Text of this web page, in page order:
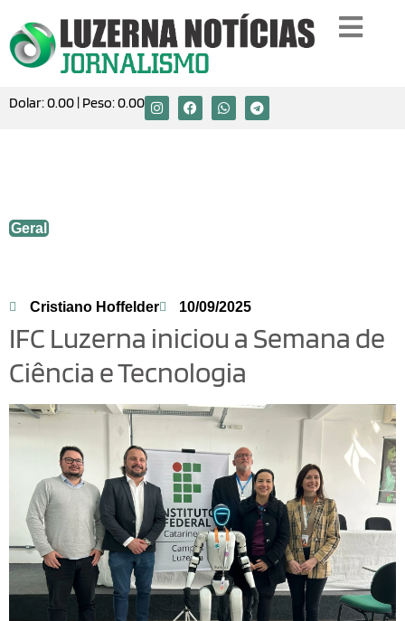
Dolar:0.00 | Peso:0.00
Geral
Cristiano Hoffelder 10/09/2025
IFC Luzerna iniciou a Semana de
Ciência e Tecnologia